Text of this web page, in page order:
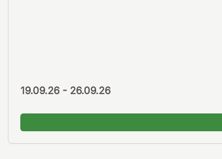
19.09.26 - 26.09.26